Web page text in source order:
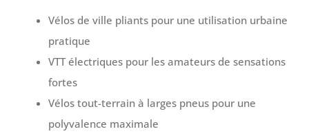
Vélos de ville pliants pour une utilisation urbaine
pratique
VTT électriques pour les amateurs de sensations
fortes
Vélos tout-terrain à larges pneus pour une
polyvalence maximale